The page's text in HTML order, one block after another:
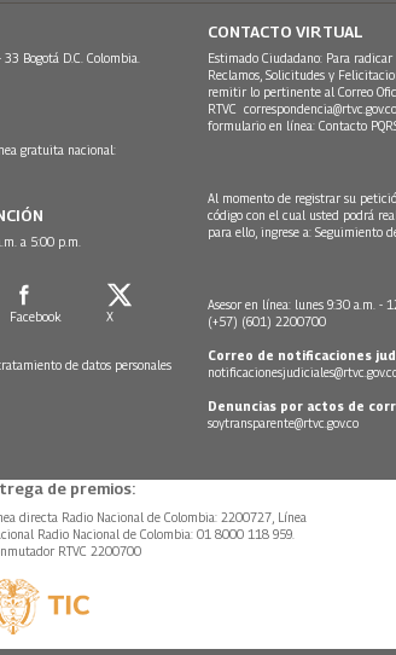
Bogotá D.C. Colombia.
gratuita nacional:
a 5:00 p.m.
Facebook X
de datos personales
CONTACTO VIRTUAL
Estimado Ciudadano: Para radicar
Reclamos, Solicitudes y
remitir lo pertinente al Correo
RTVC correspondencia@rtvc.gov.co
formulario en línea: Contacto
Al momento de registrar su
código con el cual usted podrá
para ello, ingrese a: Seguimiento
Asesor en línea: lunes 9:30 a.m. -
(+57) (601) 2200700
Correo de notificaciones
Denuncias por actos de
soytransparente@rtvc.gov.co
de premios:
directa Radio Nacional de Colombia: 2200727, Línea
Radio Nacional de Colombia: 01 8000 118 959.
RTVC 2200700